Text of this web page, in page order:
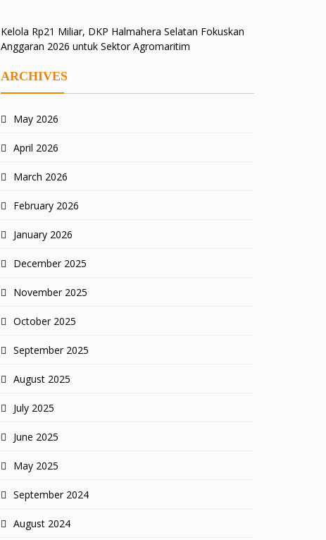
Kelola Rp21 Miliar, DKP Halmahera Selatan Fokuskan
Anggaran 2026 untuk Sektor Agromaritim
ARCHIVES
May 2026
April 2026
March 2026
February 2026
January 2026
December 2025
November 2025
October 2025
September 2025
August 2025
July 2025
June 2025
May 2025
September 2024
August 2024